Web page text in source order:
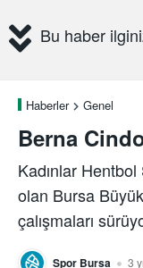
Bu haber
Haberler Genel
Berna
Kadınlar
olan Bursa
çalışmaları
Spor Bursa 3